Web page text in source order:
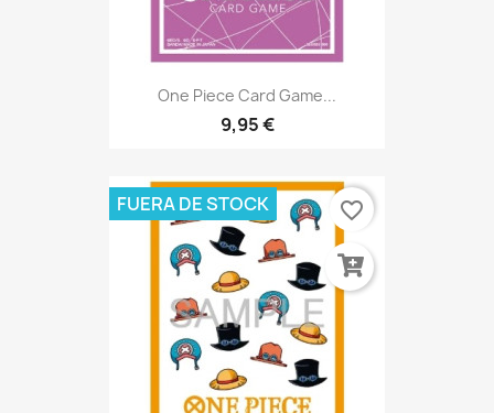
One Piece Card Game...
9,95 €
FUERA DE STOCK favorite_border